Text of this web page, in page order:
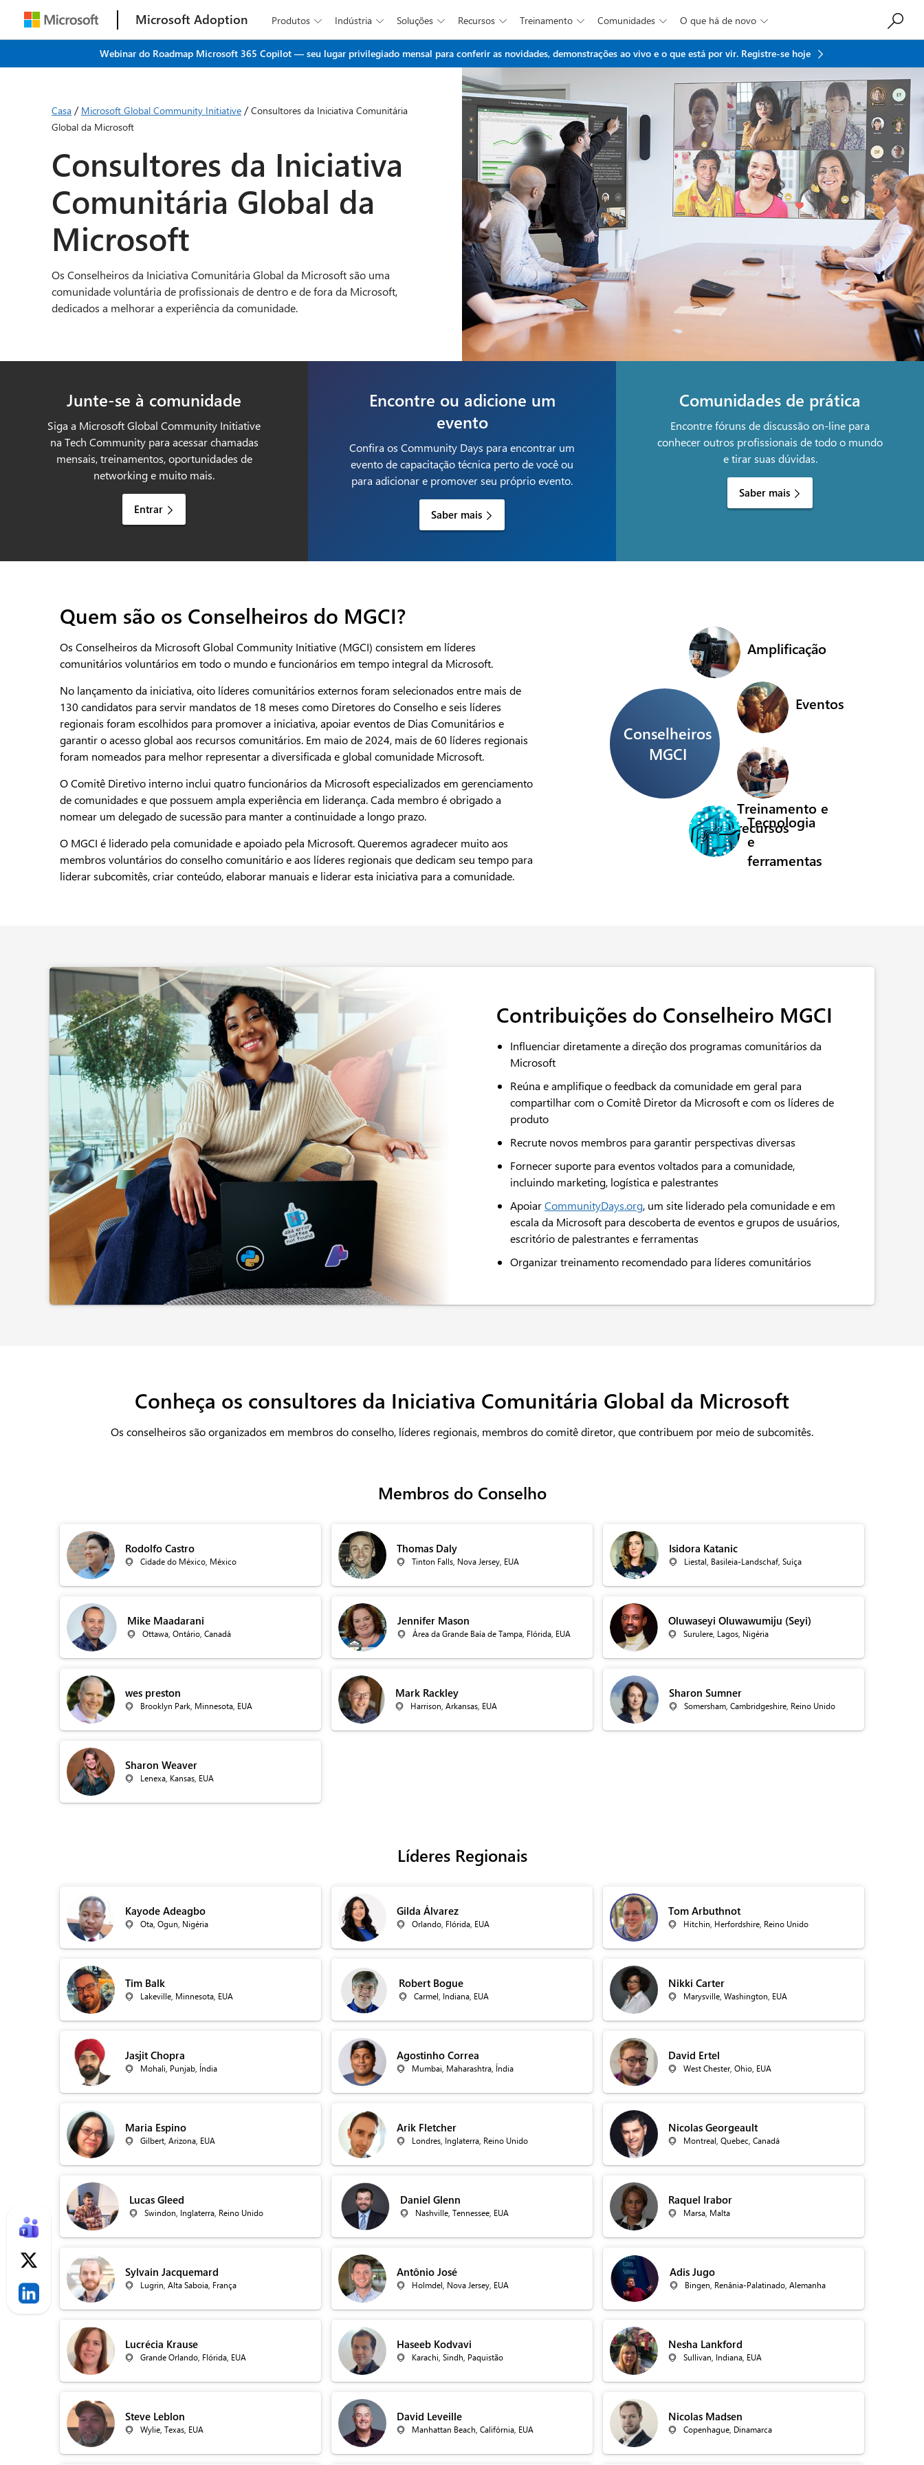
Ir para o conteúdo principal
Microsoft Adoption Produtos  Indústria  Soluções  Recursos  Treinamento  Comunidades  O que há de novo 
Webinar do Roadmap Microsoft 365 Copilot — seu lugar privilegiado mensal para conferir as novidades, demonstrações ao vivo e o que está por vir. Registre-se hoje
Casa / Microsoft Global Community Initiative /Consultores da Iniciativa Comunitária
Global da Microsoft
Consultores da Iniciativa
Comunitária Global da
Microsoft
Os Conselheiros da Iniciativa Comunitária Global da Microsoft são uma
comunidade voluntária de profissionais de dentro e de fora da Microsoft,
dedicados a melhorar a experiência da comunidade.
Junte-se à comunidade
Siga a Microsoft Global Community Initiative
na Tech Community para acessar chamadas
mensais, treinamentos, oportunidades de
networking e muito mais.
Entrar
Encontre ou adicione um
evento
Confira os Community Days para encontrar um
evento de capacitação técnica perto de você ou
para adicionar e promover seu próprio evento.
Saber mais
Comunidades de prática
Encontre fóruns de discussão on-line para
conhecer outros profissionais de todo o mundo
e tirar suas dúvidas.
Saber mais
Quem são os Conselheiros do MGCI?
Os Conselheiros da Microsoft Global Community Initiative (MGCI) consistem em líderes
comunitários voluntários em todo o mundo e funcionários em tempo integral da Microsoft.
No lançamento da iniciativa, oito líderes comunitários externos foram selecionados entre mais de
130 candidatos para servir mandatos de 18 meses como Diretores do Conselho e seis líderes
regionais foram escolhidos para promover a iniciativa, apoiar eventos de Dias Comunitários e
garantir o acesso global aos recursos comunitários. Em maio de 2024, mais de 60 líderes regionais
foram nomeados para melhor representar a diversificada e global comunidade Microsoft.
O Comitê Diretivo interno inclui quatro funcionários da Microsoft especializados em gerenciamento
de comunidades e que possuem ampla experiência em liderança. Cada membro é obrigado a
nomear um delegado de sucessão para manter a continuidade a longo prazo.
O MGCI é liderado pela comunidade e apoiado pela Microsoft. Queremos agradecer muito aos
membros voluntários do conselho comunitário e aos líderes regionais que dedicam seu tempo para
liderar subcomitês, criar conteúdo, elaborar manuais e liderar esta iniciativa para a comunidade.
Conselheiros
MGCI
Amplificação
Eventos
Treinamento e
recursos
Tecnologia
e
ferramentas
Contribuições do Conselheiro MGCI
Influenciar diretamente a direção dos programas comunitários da
Microsoft
Reúna e amplifique o feedback da comunidade em geral para
compartilhar com o Comitê Diretor da Microsoft e com os líderes de
produto
Recrute novos membros para garantir perspectivas diversas
Fornecer suporte para eventos voltados para a comunidade,
incluindo marketing, logística e palestrantes
ApoiarCommunityDays.org, um site liderado pela comunidade e em
escala da Microsoft para descoberta de eventos e grupos de usuários,
escritório de palestrantes e ferramentas
Organizar treinamento recomendado para líderes comunitários
Conheça os consultores da Iniciativa Comunitária Global da Microsoft
Os conselheiros são organizados em membros do conselho, líderes regionais, membros do comitê diretor, que contribuem por meio de subcomitês.
Membros do Conselho
Rodolfo Castro
Cidade do México, México
Thomas Daly
Tinton Falls, Nova Jersey, EUA
Isidora Katanic
Liestal, Basileia-Landschaf, Suíça
Mike Maadarani
Ottawa, Ontário, Canadá
Jennifer Mason
Área da Grande Baía de Tampa, Flórida, EUA
Oluwaseyi Oluwawumiju (Seyi)
Surulere, Lagos, Nigéria
wes preston
Brooklyn Park, Minnesota, EUA
Mark Rackley
Harrison, Arkansas, EUA
Sharon Sumner
Somersham, Cambridgeshire, Reino Unido
Sharon Weaver
Lenexa, Kansas, EUA
Líderes Regionais
Kayode Adeagbo
Ota, Ogun, Nigéria
Gilda Álvarez
Orlando, Flórida, EUA
Tom Arbuthnot
Hitchin, Herfordshire, Reino Unido
Tim Balk
Lakeville, Minnesota, EUA
Robert Bogue
Carmel, Indiana, EUA
Nikki Carter
Marysville, Washington, EUA
Jasjit Chopra
Mohali, Punjab, Índia
Agostinho Correa
Mumbai, Maharashtra, Índia
David Ertel
West Chester, Ohio, EUA
Maria Espino
Gilbert, Arizona, EUA
Arik Fletcher
Londres, Inglaterra, Reino Unido
Nicolas Georgeault
Montreal, Quebec, Canadá
Lucas Gleed
Swindon, Inglaterra, Reino Unido
Daniel Glenn
Nashville, Tennessee, EUA
Raquel Irabor
Marsa, Malta
Sylvain Jacquemard
Lugrin, Alta Saboia, França
Antônio José
Holmdel, Nova Jersey, EUA
Adis Jugo
Bingen, Renânia-Palatinado, Alemanha
Lucrécia Krause
Grande Orlando, Flórida, EUA
Haseeb Kodvavi
Karachi, Sindh, Paquistão
Nesha Lankford
Sullivan, Indiana, EUA
Steve Leblon
Wylie, Texas, EUA
David Leveille
Manhattan Beach, Califórnia, EUA
Nicolas Madsen
Copenhague, Dinamarca